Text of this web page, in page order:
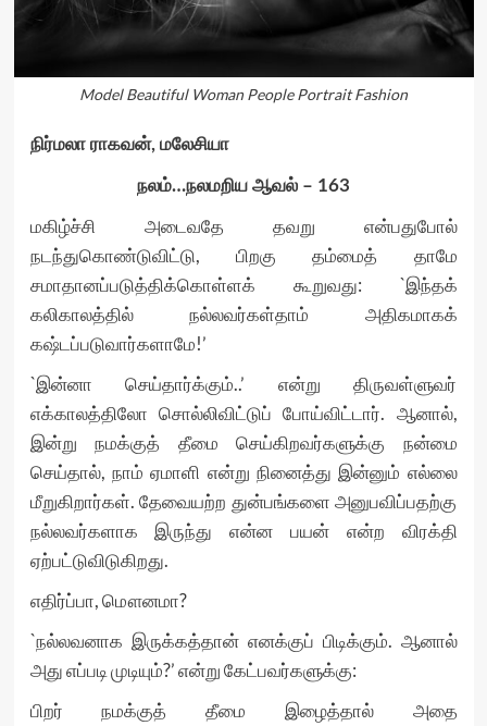
Model Beautiful Woman People Portrait Fashion
நிர்மலா ராகவன், மலேசியா
நலம்…நலமறிய ஆவல் – 163
மகிழ்ச்சி அடைவதே தவறு என்பதுபோல்
நடந்துகொண்டுவிட்டு, பிறகு தம்மைத் தாமே
சமாதானப்படுத்திக்கொள்ளக் கூறுவது: `இந்தக்
கலிகாலத்தில் நல்லவர்கள்தாம் அதிகமாகக்
கஷ்டப்படுவார்களாமே!’
`இன்னா செய்தார்க்கும்..’ என்று திருவள்ளுவர்
எக்காலத்திலோ சொல்லிவிட்டுப் போய்விட்டார். ஆனால்,
இன்று நமக்குத் தீமை செய்கிறவர்களுக்கு நன்மை
செய்தால், நாம் ஏமாளி என்று நினைத்து இன்னும் எல்லை
மீறுகிறார்கள். தேவையற்ற துன்பங்களை அனுபவிப்பதற்கு
நல்லவர்களாக இருந்து என்ன பயன் என்ற விரக்தி
ஏற்பட்டுவிடுகிறது.
எதிர்ப்பா, மௌனமா?
`நல்லவனாக இருக்கத்தான் எனக்குப் பிடிக்கும். ஆனால்
அது எப்படி முடியும்?’ என்று கேட்பவர்களுக்கு:
பிறர் நமக்குத் தீமை இழைத்தால் அதை